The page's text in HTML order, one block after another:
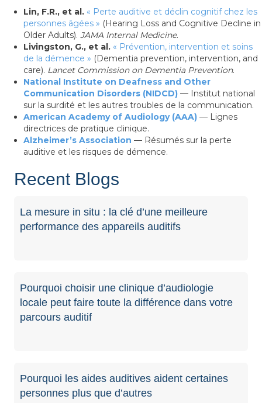
Lin, F.R., et al. « Perte auditive et déclin cognitif chez les
personnes âgées » (Hearing Loss and Cognitive Decline in
Older Adults). JAMA Internal Medicine.
Livingston, G., et al. « Prévention, intervention et soins
de la démence » (Dementia prevention, intervention, and
care). Lancet Commission on Dementia Prevention.
National Institute on Deafness and Other
Communication Disorders (NIDCD) — Institut national
sur la surdité et les autres troubles de la communication.
American Academy of Audiology (AAA) — Lignes
directrices de pratique clinique.
Alzheimer’s Association — Résumés sur la perte
auditive et les risques de démence.
Recent Blogs
La mesure in situ : la clé d’une meilleure
performance des appareils auditifs
Pourquoi choisir une clinique d’audiologie
locale peut faire toute la différence dans votre
parcours auditif
Pourquoi les aides auditives aident certaines
personnes plus que d’autres